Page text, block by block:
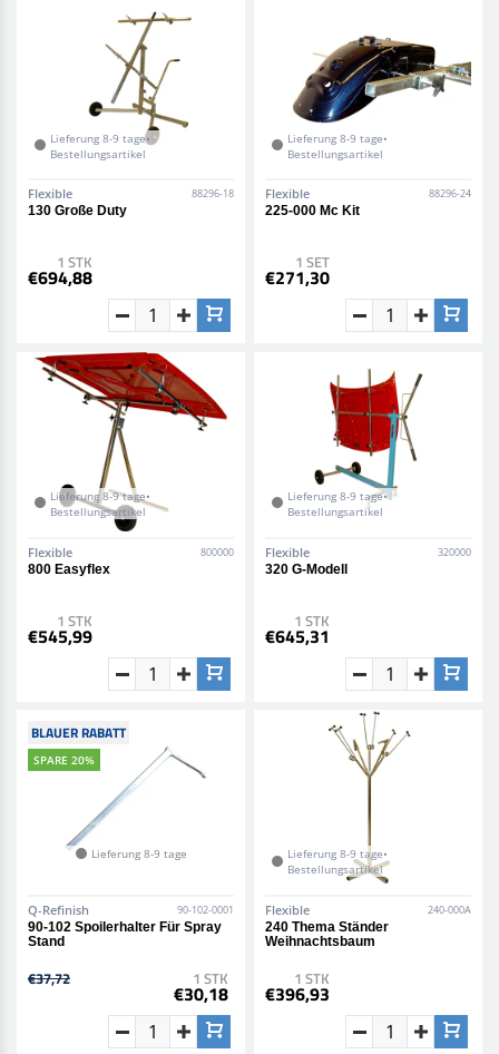
Lieferung 8-9 tage•
Bestellungsartikel
Flexible 88296-18
130 Große Duty
1 STK
€694,88
Lieferung 8-9 tage•
Bestellungsartikel
Flexible 88296-24
225-000 Mc Kit
1 SET
€271,30
Lieferung 8-9 tage•
Bestellungsartikel
Flexible 800000
800 Easyflex
1 STK
€545,99
Lieferung 8-9 tage•
Bestellungsartikel
Flexible 320000
320 G-Modell
1 STK
€645,31
BLAUER RABATT
SPARE 20%
Lieferung 8-9 tage
Q-Refinish 90-102-0001
90-102 Spoilerhalter Für Spray
Stand
€37,72 1 STK
€30,18
Lieferung 8-9 tage•
Bestellungsartikel
Flexible 240-000A
240 Thema Ständer
Weihnachtsbaum
1 STK
€396,93